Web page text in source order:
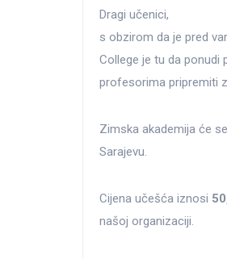
Dragi učenici,
s obzirom da je pred
College je tu da ponudi
profesorima pripremiti
Zimska akademija će
Sarajevu.
Cijena učešća iznosi
našoj organizaciji.